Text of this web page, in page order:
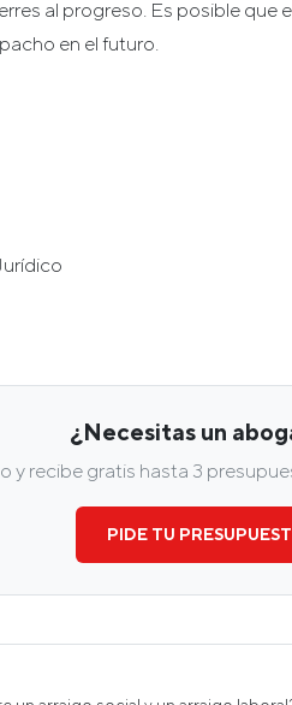
al progreso. Es posible
en el futuro.
¿Necesitas un
y recibe gratis hasta 3
PIDE TU